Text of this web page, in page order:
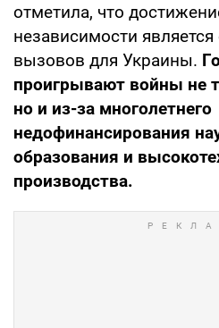
отметила, что
независимости
вызовов для Украины.
проигрывают войны не
но и из-за многолетнего
недофинансирования
образования и
производства.